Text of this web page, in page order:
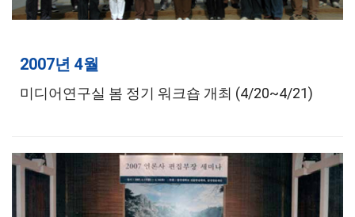
2007년 4월
미디어연구실 봄 정기 워크숍 개최 (4/20~4/21)